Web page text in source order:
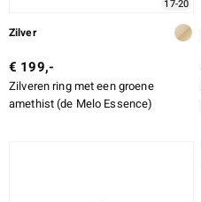
17-20
Zilver
€ 199,-
Zilveren ring met een groene
amethist (de Melo Essence)